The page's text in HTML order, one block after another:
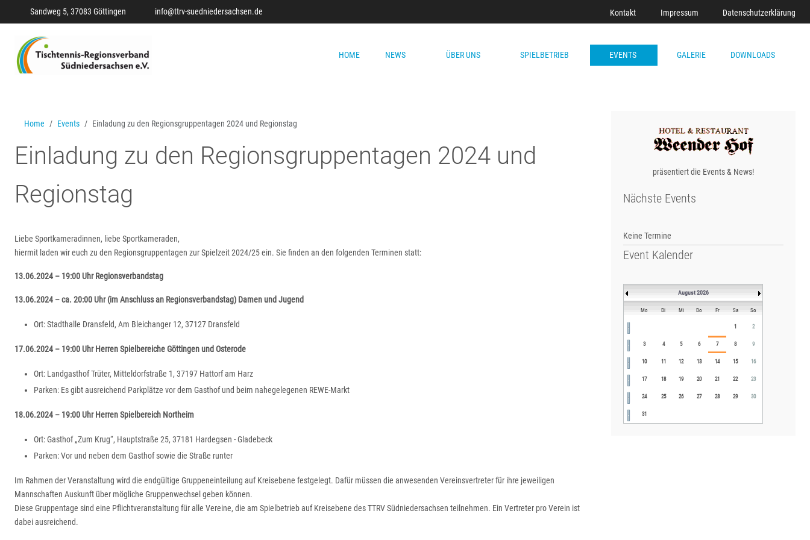
Sandweg 5, 37083 Göttingen info@ttrv-suedniedersachsen.de Kontakt Impressum Datenschutzerklärung
HOME NEWS ÜBER UNS SPIELBETRIEB EVENTS GALERIE DOWNLOADS
Home Events Einladung zu den Regionsgruppentagen 2024 und Regionstag
Einladung zu den Regionsgruppentagen 2024 und
Regionstag
Liebe Sportkameradinnen, liebe Sportkameraden,
hiermit laden wir euch zu den Regionsgruppentagen zur Spielzeit 2024/25 ein. Sie finden an den folgenden Terminen statt:
13.06.2024 – 19:00 Uhr Regionsverbandstag
13.06.2024 – ca. 20:00 Uhr (im Anschluss an Regionsverbandstag) Damen und Jugend
Ort: Stadthalle Dransfeld, Am Bleichanger 12, 37127 Dransfeld
17.06.2024 – 19:00 Uhr Herren Spielbereiche Göttingen und Osterode
Ort: Landgasthof Trüter, Mitteldorfstraße 1, 37197 Hattorf am Harz
Parken: Es gibt ausreichend Parkplätze vor dem Gasthof und beim nahegelegenen REWE-Markt
18.06.2024 – 19:00 Uhr Herren Spielbereich Northeim
Ort: Gasthof „Zum Krug“, Hauptstraße 25, 37181 Hardegsen - Gladebeck
Parken: Vor und neben dem Gasthof sowie die Straße runter
Im Rahmen der Veranstaltung wird die endgültige Gruppeneinteilung auf Kreisebene festgelegt. Dafür müssen die anwesenden Vereinsvertreter für ihre jeweiligen
Mannschaften Auskunft über mögliche Gruppenwechsel geben können.
Diese Gruppentage sind eine Pflichtveranstaltung für alle Vereine, die am Spielbetrieb auf Kreisebene des TTRV Südniedersachsen teilnehmen. Ein Vertreter pro Verein ist
dabei ausreichend.
präsentiert die Events & News!
Nächste Events
Keine Termine
Event Kalender
August 2026
Mo Di Mi Do Fr Sa So
1 2
3 4 5 6 7 8 9
10 11 12 13 14 15 16
17 18 19 20 21 22 23
24 25 26 27 28 29 30
31